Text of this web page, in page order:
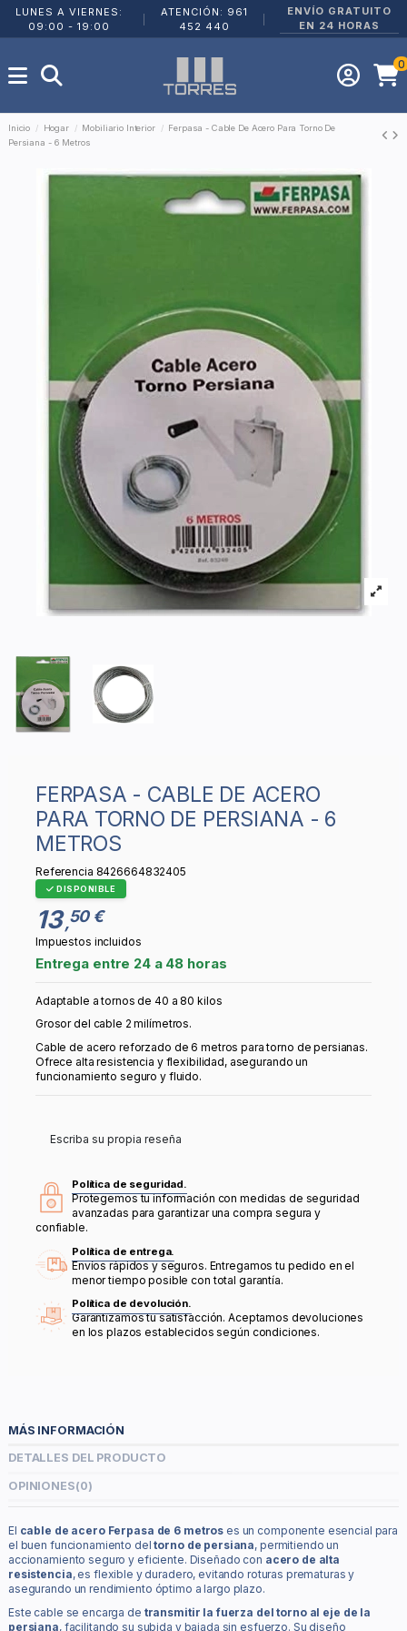
LUNES A VIERNES:
09:00 - 19:00
ATENCIÓN: 961
452 440
ENVÍO GRATUITO
EN 24 HORAS
0
Inicio Hogar Mobiliario Interior
Ferpasa - Cable De Acero Para Torno De
Persiana - 6 Metros
FERPASA - CABLE DE ACERO
PARA TORNO DE PERSIANA - 6
METROS
Referencia 8426664832405
DISPONIBLE
13 ,50 €
Impuestos incluidos
Entrega entre 24 a 48 horas
Adaptable a tornos de 40 a 80 kilos
Grosor del cable 2 milímetros.
Cable de acero reforzado de 6 metros para torno de persianas.
Ofrece alta resistencia y flexibilidad, asegurando un
funcionamiento seguro y fluido.
Escriba su propia reseña
Política de seguridad.
Protegemos tu información con medidas de seguridad
avanzadas para garantizar una compra segura y
confiable.
Política de entrega.
Envíos rápidos y seguros. Entregamos tu pedido en el
menor tiempo posible con total garantía.
Política de devolución.
Garantizamos tu satisfacción. Aceptamos devoluciones
en los plazos establecidos según condiciones.
MÁS INFORMACIÓN
DETALLES DEL PRODUCTO
OPINIONES(0)
El cable de acero Ferpasa de 6 metros es un componente esencial para
el buen funcionamiento deltorno de persiana, permitiendo un
accionamiento seguro y eficiente. Diseñado con acero de alta
resistencia, es flexible y duradero, evitando roturas prematuras y
asegurando un rendimiento óptimo a largo plazo.
Este cable se encarga de transmitir la fuerza del torno al eje de la
persiana, facilitando su subida y bajada sin esfuerzo. Su diseño